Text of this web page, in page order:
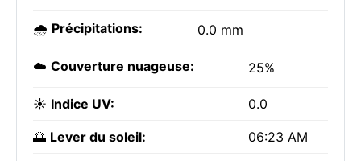
🌧️ Précipitations: 0.0 mm
☁️ Couverture nuageuse: 25%
☀️ Indice UV: 0.0
🌅 Lever du soleil: 06:23 AM